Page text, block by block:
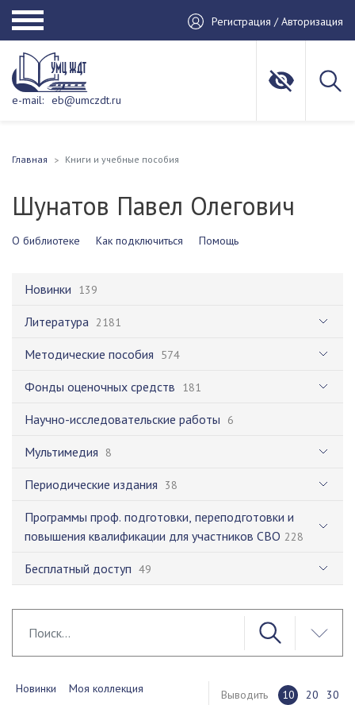
Регистрация / Авторизация
e-mail: eb@umczdt.ru
Главная Книги и учебные пособия
Шунатов Павел Олегович
О библиотеке Как подключиться Помощь
Новинки 139
Литература 2181
Методические пособия 574
Фонды оценочных средств 181
Научно-исследовательские работы 6
Мультимедия 8
Периодические издания 38
Программы проф. подготовки, переподготовки и
повышения квалификации для участников СВО 228
Бесплатный доступ 49
Новинки Моя коллекция Выводить 10 20 30